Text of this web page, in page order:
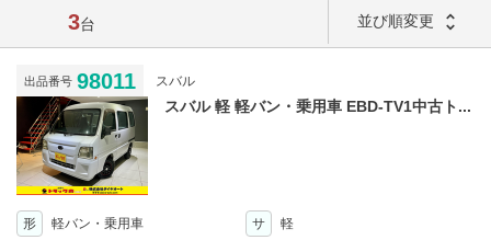
3台 並び順変更 unfold_more
出品番号 98011 スバル
スバル 軽 軽バン・乗用車 EBD-TV1中古ト...
形 軽バン・乗用車 サ
軽